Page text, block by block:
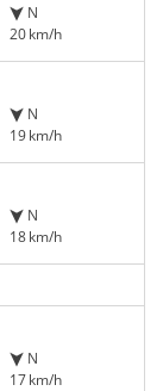
N
20 km/h
N
19 km/h
N
18 km/h
N
17 km/h